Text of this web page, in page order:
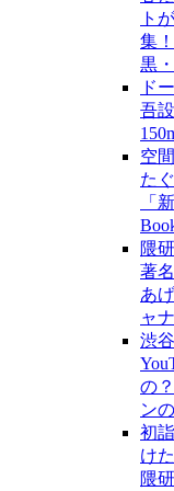
ト
集
黒
ド
吾
空
た
「
隈
著
あ
ャ
渋
の
ン
初
け
隈